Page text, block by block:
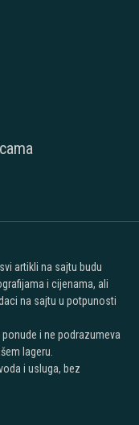
artikli na sajtu budu
i cijenama, ali
na sajtu u potpunosti
i ne podrazumeva
lageru.
i usluga, bez